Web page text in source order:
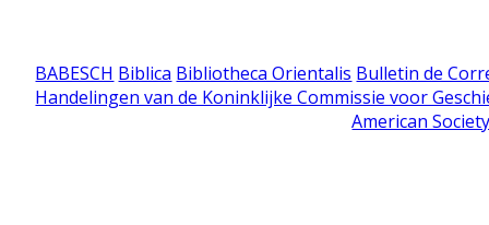
BABESCH Biblica Bibliotheca Orientalis Bulletin de
Handelingen van de Koninklijke Commissie voor
American